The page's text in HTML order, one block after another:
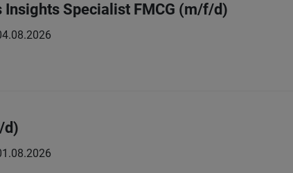
Insights Specialist FMCG (m/f/d)
d)